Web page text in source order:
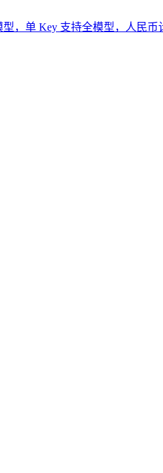
，单 Key 支持全模型，人民